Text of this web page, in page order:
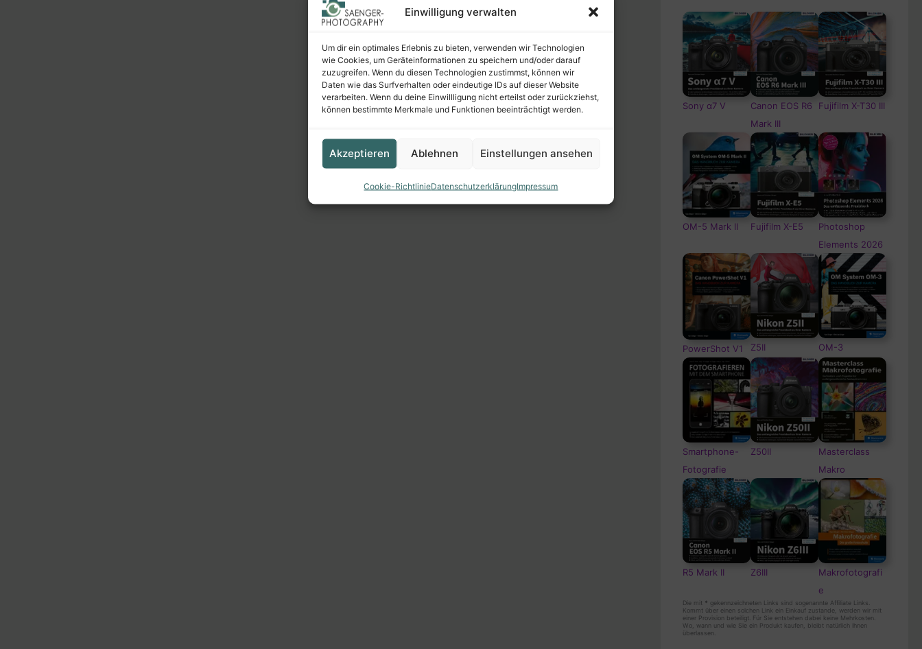
Einwilligung verwalten
Um dir ein optimales Erlebnis zu bieten, verwenden wir Technologien
wie Cookies, um Geräteinformationen zu speichern und/oder darauf
zuzugreifen. Wenn du diesen Technologien zustimmst, können wir
Daten wie das Surfverhalten oder eindeutige IDs auf dieser Website
verarbeiten. Wenn du deine Einwillligung nicht erteilst oder zurückziehst,
können bestimmte Merkmale und Funktionen beeinträchtigt werden.
Akzeptieren Ablehnen Einstellungen ansehen
Cookie-RichtlinieDatenschutzerklärungImpressum
Sony α7 V
Canon EOS R6
Mark III
Fujifilm X-T30 III
OM-5 Mark II Fujifilm X-E5
Photoshop
Elements 2026
PowerShot V1 Z5II OM-3
Smartphone-
Fotografie
Z50II
Masterclass
Makro
R5 Mark II Z6III
Makrofotografi
e
Die mit * gekennzeichneten Links sind sogenannte Affiliate Links.
Kommt über einen solchen Link ein Einkauf zustande, werden wir mit
einer Provision beteiligt. Für Sie entstehen dabei keine Mehrkosten.
Wo, wann und wie Sie ein Produkt kaufen, bleibt natürlich Ihnen
überlassen.